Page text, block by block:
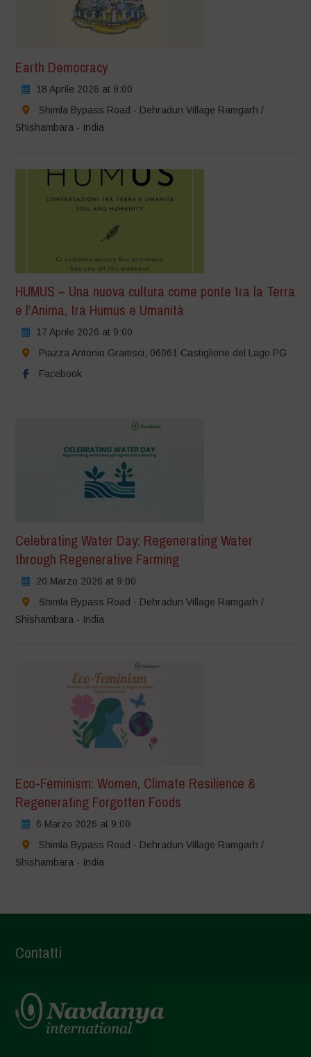
Earth Democracy
18 Aprile 2026 at 9:00
Shimla Bypass Road - Dehradun Village Ramgarh /
Shishambara - India
HUMUS – Una nuova cultura come ponte tra la Terra
e l’Anima, tra Humus e Umanità
17 Aprile 2026 at 9:00
Piazza Antonio Gramsci, 06061 Castiglione del Lago PG
Facebook
Celebrating Water Day: Regenerating Water
through Regenerative Farming
20 Marzo 2026 at 9:00
Shimla Bypass Road - Dehradun Village Ramgarh /
Shishambara - India
Eco-Feminism: Women, Climate Resilience &
Regenerating Forgotten Foods
6 Marzo 2026 at 9:00
Shimla Bypass Road - Dehradun Village Ramgarh /
Shishambara - India
Contatti